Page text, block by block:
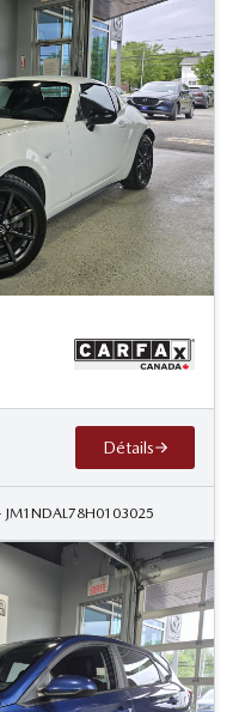
Détails
JM1NDAL78H0103025